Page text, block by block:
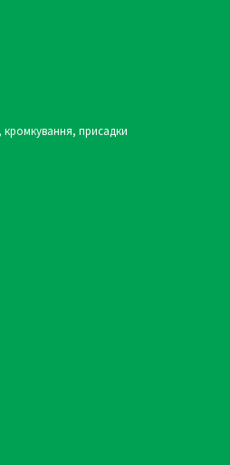
кромкування, присадки